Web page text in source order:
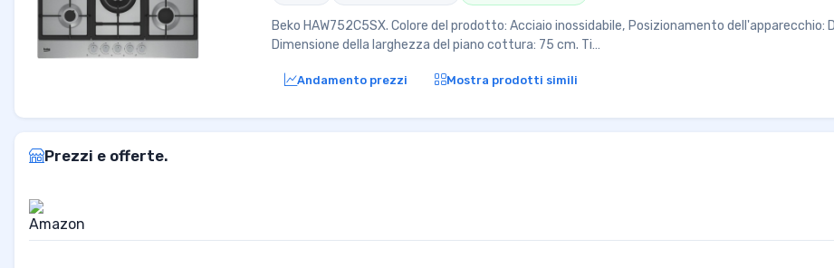
Beko HAW752C5SX. Colore del prodotto: Acciaio inossidabile, Posizionamento dell'apparecchio:
Dimensione della larghezza del piano cottura: 75 cm. Ti…
Andamento prezzi Mostra prodotti simili
Prezzi e offerte.